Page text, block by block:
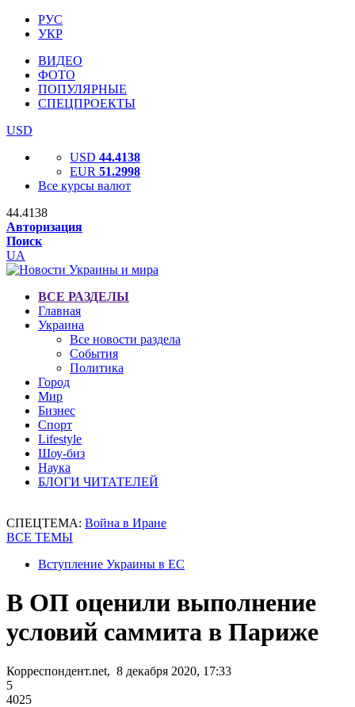
РУС
УКР
ВИДЕО
ФОТО
ПОПУЛЯРНЫЕ
СПЕЦПРОЕКТЫ
USD
USD 44.4138
EUR 51.2998
Все курсы валют
44.4138
Авторизация
Поиск
UA
ВСЕ РАЗДЕЛЫ
Главная
Украина
Все новости раздела
События
Политика
Город
Мир
Бизнес
Спорт
Lifestyle
Шоу-биз
Наука
БЛОГИ ЧИТАТЕЛЕЙ
СПЕЦТЕМА: Война в Иране
ВСЕ ТЕМЫ
Вступление Украины в ЕС
В ОП оценили выполнение
условий саммита в Париже
Корреспондент.net, 8 декабря 2020, 17:33
5
4025